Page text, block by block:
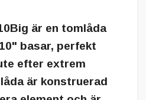
är en tomlåda
basar, perfekt
efter extrem
är konstruerad